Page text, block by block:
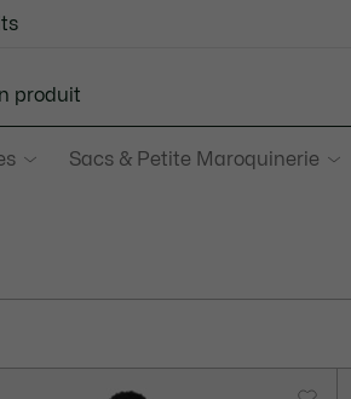
Sacs & Petite Maroquinerie